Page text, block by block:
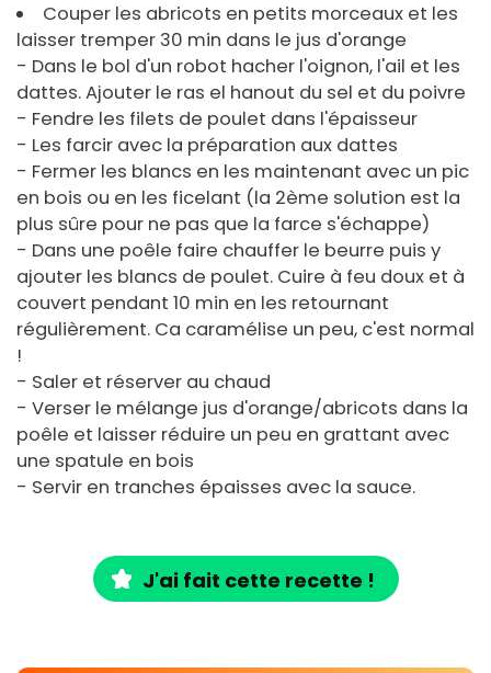
Couper les abricots en petits morceaux et les
laisser tremper 30 min dans le jus d'orange
- Dans le bol d'un robot hacher l'oignon, l'ail et les
dattes. Ajouter le ras el hanout du sel et du poivre
- Fendre les filets de poulet dans l'épaisseur
- Les farcir avec la préparation aux dattes
- Fermer les blancs en les maintenant avec un pic
en bois ou en les ficelant (la 2ème solution est la
plus sûre pour ne pas que la farce s'échappe)
- Dans une poêle faire chauffer le beurre puis y
ajouter les blancs de poulet. Cuire à feu doux et à
couvert pendant 10 min en les retournant
régulièrement. Ca caramélise un peu, c'est normal
!
- Saler et réserver au chaud
- Verser le mélange jus d'orange/abricots dans la
poêle et laisser réduire un peu en grattant avec
une spatule en bois
- Servir en tranches épaisses avec la sauce.
J'ai fait cette recette !